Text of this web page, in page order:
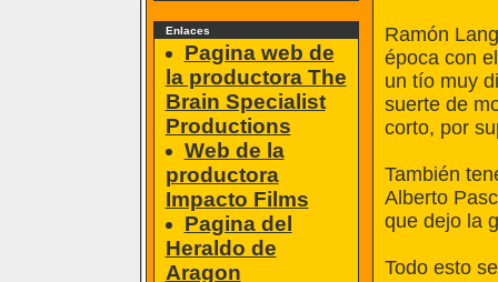
Enlaces
Pagina web de
la productora The
Brain Specialist
Productions
Web de la
productora
Impacto Films
Pagina del
Heraldo de
Aragon
Ramón
época con
un tío muy
suerte de
corto, por
También
Alberto
que dejo la
Todo esto